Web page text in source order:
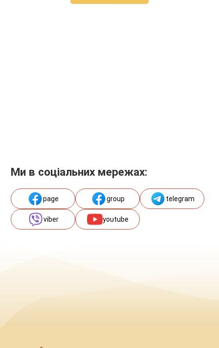
Ми в соціальних мережах:
page group telegram
viber youtube